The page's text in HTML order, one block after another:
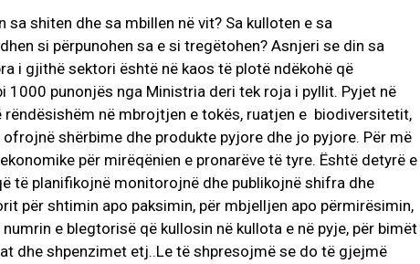
shiten dhe sa mbillen në vit? Sa kulloten e sa
si përpunohen sa e si tregëtohen? Asnjeri se din sa
i gjithë sektori është në kaos të plotë ndëkohë që
1000 punonjës nga Ministria deri tek roja i pyllit. Pyjet në
rëndësishëm në mbrojtjen e tokës, ruatjen e biodiversitetit,
shërbime dhe produkte pyjore dhe jo pyjore. Për më
për mirëqënien e pronarëve të tyre. Është detyrë e
të planifikojnë monitorojnë dhe publikojnë shifra dhe
për shtimin apo paksimin, për mbjelljen apo përmirësimin,
e blegtorisë që kullosin në kullota e në pyje, për bimët
dhe shpenzimet etj..Le të shpresojmë se do të gjejmë